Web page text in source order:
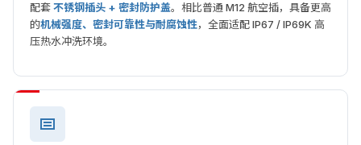
配套不锈钢插头 + 密封防护盖。相比普通 M12 航空插，具备更高
的机械强度、密封可靠性与耐腐蚀性，全面适配 IP67 / IP69K 高
压热水冲洗环境。